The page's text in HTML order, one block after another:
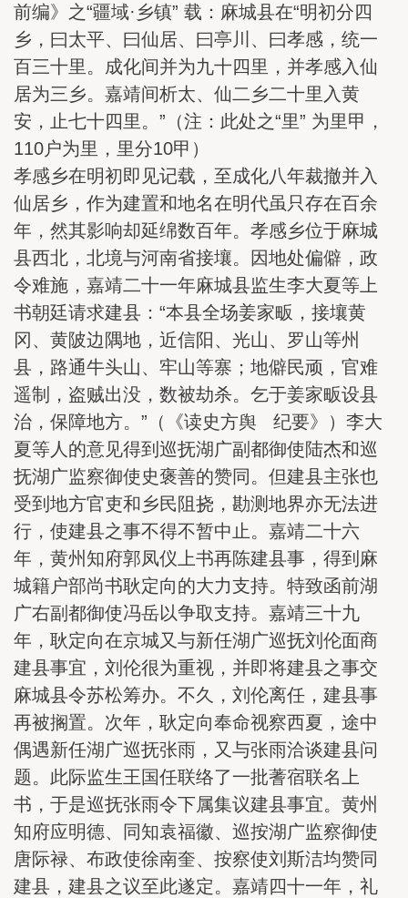
前编》之“疆域·乡镇” 载：麻城县在“明初分四
乡，曰太平、曰仙居、曰亭川、曰孝感，统一
百三十里。成化间并为九十四里，并孝感入仙
居为三乡。嘉靖间析太、仙二乡二十里入黄
安，止七十四里。”（注：此处之“里” 为里甲，
110户为里，里分10甲）
孝感乡在明初即见记载，至成化八年裁撤并入
仙居乡，作为建置和地名在明代虽只存在百余
年，然其影响却延绵数百年。孝感乡位于麻城
县西北，北境与河南省接壤。因地处偏僻，政
令难施，嘉靖二十一年麻城县监生李大夏等上
书朝廷请求建县：“本县全场姜家畈，接壤黄
冈、黄陂边隅地，近信阳、光山、罗山等州
县，路通牛头山、牢山等寨；地僻民顽，官难
遥制，盗贼出没，数被劫杀。乞于姜家畈设县
治，保障地方。”（《读史方舆 纪要》）李大
夏等人的意见得到巡抚湖广副都御使陆杰和巡
抚湖广监察御使史褒善的赞同。但建县主张也
受到地方官吏和乡民阻挠，勘测地界亦无法进
行，使建县之事不得不暂中止。嘉靖二十六
年，黄州知府郭凤仪上书再陈建县事，得到麻
城籍户部尚书耿定向的大力支持。特致函前湖
广右副都御使冯岳以争取支持。嘉靖三十九
年，耿定向在京城又与新任湖广巡抚刘伦面商
建县事宜，刘伦很为重视，并即将建县之事交
麻城县令苏松筹办。不久，刘伦离任，建县事
再被搁置。次年，耿定向奉命视察西夏，途中
偶遇新任湖广巡抚张雨，又与张雨洽谈建县问
题。此际监生王国任联络了一批蓍宿联名上
书，于是巡抚张雨令下属集议建县事宜。黄州
知府应明德、同知袁福徽、巡按湖广监察御使
唐际禄、布政使徐南奎、按察使刘斯洁均赞同
建县，建县之议至此遂定。嘉靖四十一年，礼